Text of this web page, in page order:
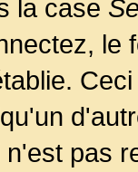
la case
le
pas